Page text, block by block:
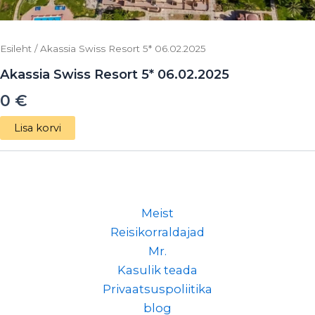
Esileht / Akassia Swiss Resort 5* 06.02.2025
Akassia Swiss Resort 5* 06.02.2025
0 €
Lisa korvi
Meist
Reisikorraldajad
Mr.
Kasulik teada
Privaatsuspoliitika
blog